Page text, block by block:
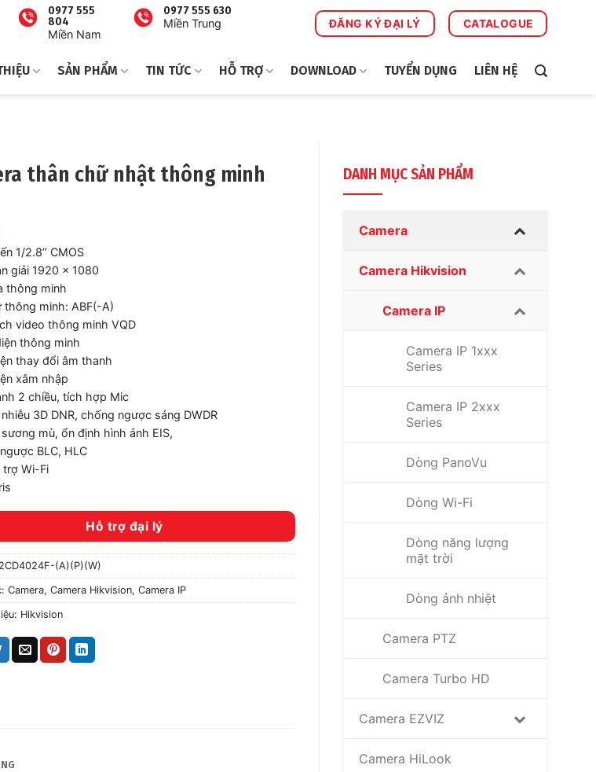
0977 555
804
Miền Nam
0977 555 630
Miền Trung
ĐĂNG KÝ ĐẠI LÝ CATALOGUE
SẢN PHẨM TIN TỨC HỖ TRỢ DOWNLOAD TUYỂN DỤNG LIÊN HỆ
DANH MỤC SẢN PHẨM
Camera
Camera Hikvision
Camera IP
Camera IP 1xxx
Series
Camera IP 2xxx
Series
Dòng PanoVu
Dòng Wi-Fi
Dòng năng lượng
mặt trời
Dòng ảnh nhiệt
Camera PTZ
Camera Turbo HD
Camera EZVIZ
Camera HiLook
thân chữ nhật thông minh
1/2.8’’ CMOS
giải 1920 × 1080
thông minh
thông minh: ABF(-A)
video thông minh VQD
thông minh
thay đổi âm thanh
xâm nhập
2 chiều, tích hợp Mic
3D DNR, chống ngược sáng DWDR
mù, ổn định hình ảnh EIS,
BLC, HLC
trợ Wi-Fi
Hỗ trợ đại lý
(A)(P)(W)
Camera, Camera Hikvision, Camera IP
Hikvision